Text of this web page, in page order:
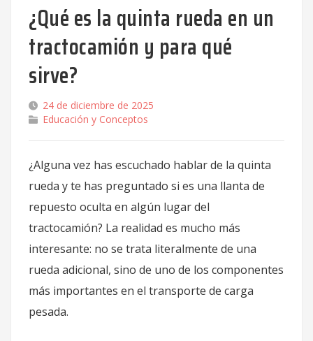
¿Qué es la quinta rueda en un
tractocamión y para qué
sirve?
24 de diciembre de 2025
Educación y Conceptos
¿Alguna vez has escuchado hablar de la quinta
rueda y te has preguntado si es una llanta de
repuesto oculta en algún lugar del
tractocamión? La realidad es mucho más
interesante: no se trata literalmente de una
rueda adicional, sino de uno de los componentes
más importantes en el transporte de carga
pesada.